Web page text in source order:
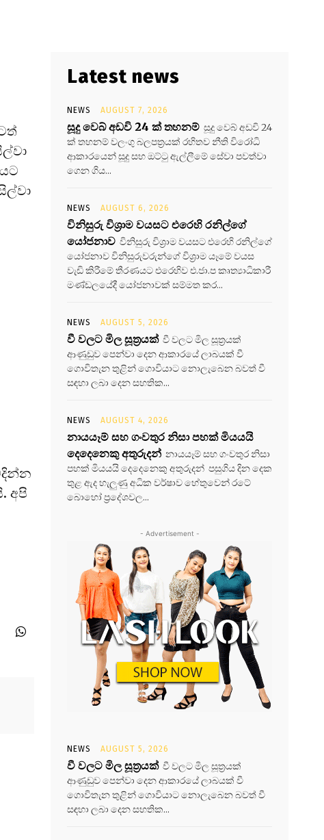
අපි
Latest news
NEWS AUGUST 7, 2026
සූදු වෙබ් අඩවි 24 ක් තහනම් සූදු වෙබ් අඩවි 24
ක් තහනම් වලංගු බලපත්‍රයක් රහිතව නීති විරෝධි
ආකාරයෙන් සූදු සහ ඔට්ටු ඇල්ලීමේ සේවා පවත්වා
ගෙන ගිය...
NEWS AUGUST 6, 2026
විනිසුරු විශ්‍රාම වයසට එරෙහි රනිල්ගේ
යෝජනාව විනිසුරු විශ්‍රාම වයසට එරෙහි රනිල්ගේ
යෝජනාව විනිසුරුවරුන්ගේ විශ්‍රාම යෑමේ වයස
වැඩි කිරීමේ තීරණයට එරෙහිව එ.ජා.ප කෘත්‍යාධිකාරී
මණ්ඩලයේදී යෝජනාවක් සම්මත කර...
NEWS AUGUST 5, 2026
වී වලට මිල සූත්‍රයක් වී වලට මිල සූත්‍රයක්
ආණුඩුව පෙන්වා දෙන ආකාරයේ ලාබයක් වී
ගොවිතැන තුළින් ගොවියාට නොලැබෙන බවත් වී
සඳහා ලබා දෙන සහතික...
NEWS AUGUST 4, 2026
නායයෑම් සහ ගංවතුර නිසා පහක් මියයයි
දෙදෙනෙකු අතුරුදන් නායයෑම් සහ ගංවතුර නිසා
පහක් මියයයි දෙදෙනෙකු අතුරුදන් පසුගිය දින දෙක
තුළ ඇද හැලුණු අධික වර්ෂාව හේතුවෙන් රටේ
බොහෝ ප්‍රදේශවල...
- Advertisement -
NEWS AUGUST 5, 2026
වී වලට මිල සූත්‍රයක් වී වලට මිල සූත්‍රයක්
ආණුඩුව පෙන්වා දෙන ආකාරයේ ලාබයක් වී
ගොවිතැන තුළින් ගොවියාට නොලැබෙන බවත් වී
සඳහා ලබා දෙන සහතික...